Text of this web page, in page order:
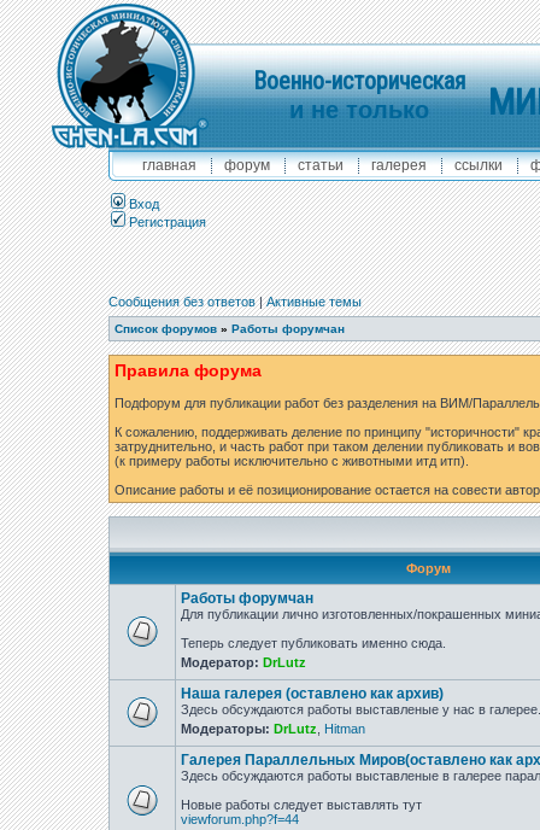
Военно-историческая
и не только
главная форум статьи галерея ссылки
Вход
Регистрация
Сообщения без ответов|Активные темы
Список форумов » Работы форумчан
Правила форума
Подфорум для публикации работ без разделения на ВИМ/
К сожалению, поддерживать деление по принципу "историчности"
затруднительно, и часть работ при таком делении публиковать и
(к примеру работы исключительно с животными итд итп).
Описание работы и её позиционирование остается на совести
Форум
Работы форумчан
Для публикации лично изготовленных/покрашенных
Теперь следует публиковать именно сюда.
Модератор: DrLutz
Наша галерея (оставлено как архив)
Здесь обсуждаются работы выставленые у нас в галерее.
Модераторы: DrLutz Hitman
Галерея Параллельных Миров(оставлено как
Здесь обсуждаются работы выставленые в галерее
Новые работы следует выставлять тут
viewforum.php?f=44